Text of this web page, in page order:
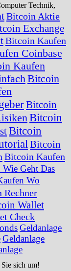
Technik,
Bitcoin Aktie
Exchange
Bitcoin Kaufen
Coinbase
Kaufen
Bitcoin
Bitcoin
Bitcoin
Bitcoin
Bitcoin
Bitcoin Kaufen
Geht Das
Wo
Rechner
Wallet
Check
Geldanlage
Geldanlage
sich um!